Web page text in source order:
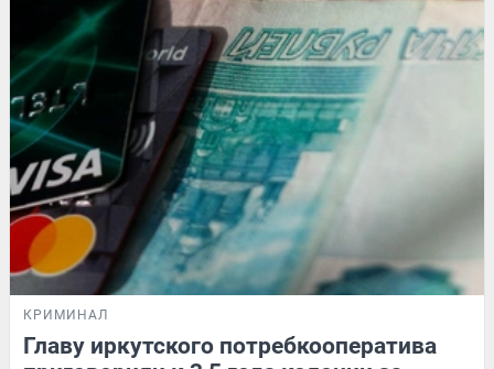
КРИМИНАЛ
Главу иркутского потребкооператива